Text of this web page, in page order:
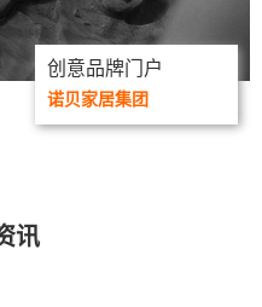
创意品牌门户
诺贝家居集团
讯